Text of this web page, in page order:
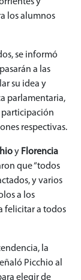
y
los alumnos
se informó
a las
su idea y
parlamentaria,
participación
respectivas.
y Florencia
que “todos
y varios
a los
felicitar a todos
la
Picchio al
elegir de